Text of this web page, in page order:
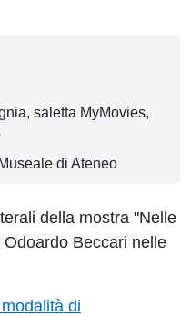
saletta MyMovies,
di Ateneo
della mostra "Nelle
Beccari nelle
di